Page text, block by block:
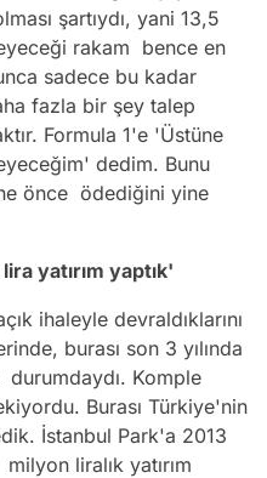
şartıydı, yani 13,5
rakam bence en
sadece bu kadar
fazla bir şey talep
Formula 1'e 'Üstüne
dedim. Bunu
önce ödediğini yine
yatırım yaptık'
ihaleyle devraldıklarını
burası son 3 yılında
durumdaydı. Komple
Burası Türkiye'nin
İstanbul Park'a 2013
liralık yatırım